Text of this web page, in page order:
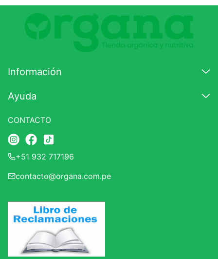
Información
Ayuda
CONTACTO
+51 932 717196
contacto@organa.com.pe